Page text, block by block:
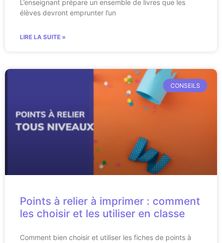
L’enseignant prépare un ensemble de livres que les
élèves devront emprunter l’un
LIRE LA SUITE »
CONSEILS
Points à relier à imprimer : comment
les choisir et les utiliser en classe
Comment bien choisir et utiliser les fiches de points à